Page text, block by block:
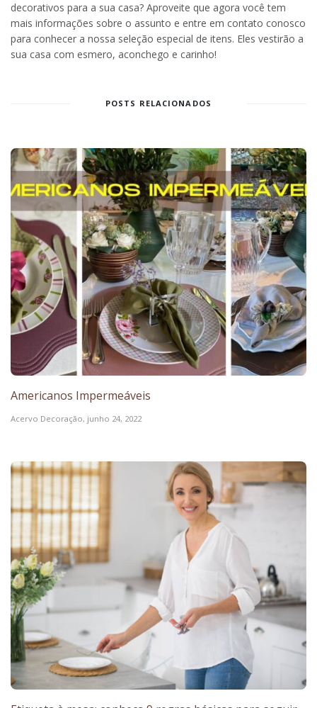
decorativos para a sua casa? Aproveite que agora você tem
mais informações sobre o assunto e entre em contato conosco
para conhecer a nossa seleção especial de itens. Eles vestirão a
sua casa com esmero, aconchego e carinho!
POSTS RELACIONADOS
Americanos Impermeáveis
Acervo Decoração, junho 24, 2022